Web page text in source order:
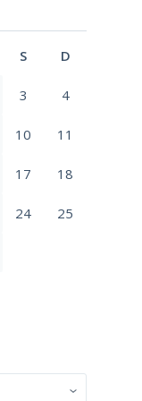
S D
3 4
10 11
17 18
24 25